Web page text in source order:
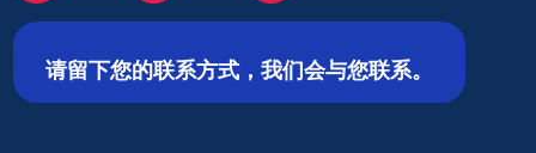
请留下您的联系方式，我们会与您联系。